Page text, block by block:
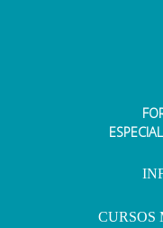
Sanidad
CURSOS